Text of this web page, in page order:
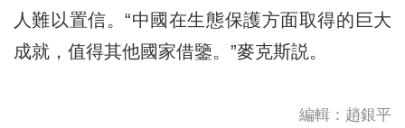
人難以置信。“中國在生態保護方面取得的巨大
成就，值得其他國家借鑒。”麥克斯説。
編輯：趙銀平